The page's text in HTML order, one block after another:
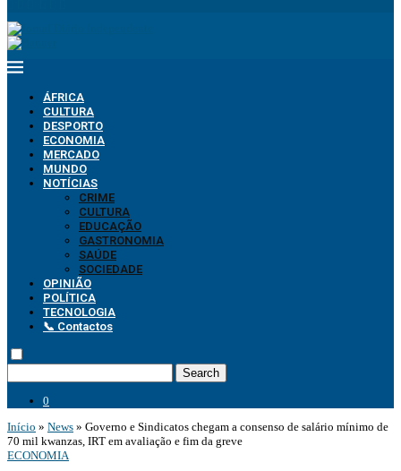
ÁFRICA
CULTURA
DESPORTO
ECONOMIA
MERCADO
MUNDO
NOTÍCIAS
CRIME
CULTURA
EDUCAÇÃO
GASTRONOMIA
SAÚDE
SOCIEDADE
OPINIÃO
POLÍTICA
TECNOLOGIA
📞 Contactos
Search
0
Início » News » Governo e Sindicatos chegam a consenso de salário mínimo de
70 mil kwanzas, IRT em avaliação e fim da greve
ECONOMIA